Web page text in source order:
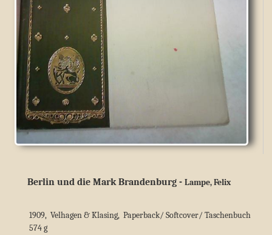
Berlin und die Mark Brandenburg - Lampe, Felix
1909, Velhagen & Klasing, Paperback/ Softcover/ Taschenbuch
574 g